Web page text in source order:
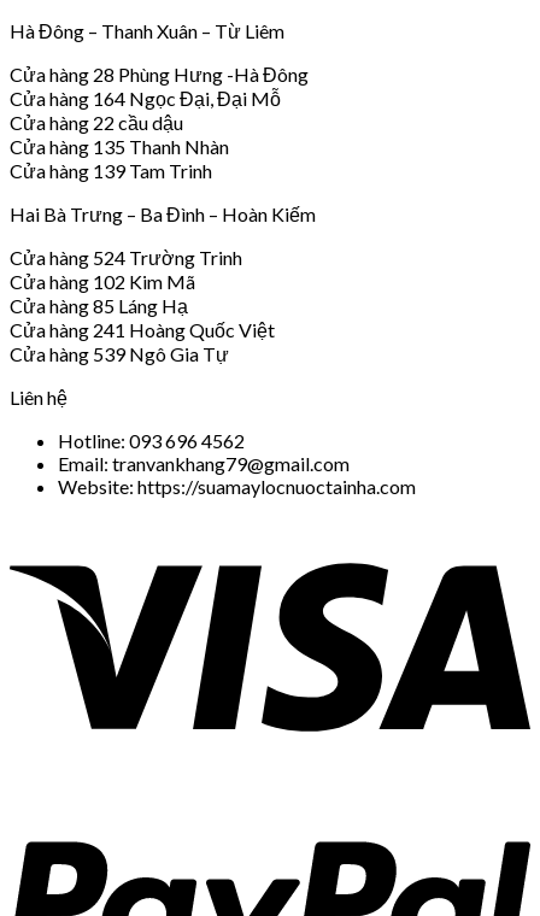
Hà Đông – Thanh Xuân – Từ Liêm
Cửa hàng 28 Phùng Hưng -Hà Đông
Cửa hàng 164 Ngọc Đại, Đại Mỗ
Cửa hàng 22 cầu dậu
Cửa hàng 135 Thanh Nhàn
Cửa hàng 139 Tam Trinh
Hai Bà Trưng – Ba Đình – Hoàn Kiếm
Cửa hàng 524 Trường Trinh
Cửa hàng 102 Kim Mã
Cửa hàng 85 Láng Hạ
Cửa hàng 241 Hoàng Quốc Việt
Cửa hàng 539 Ngô Gia Tự
Liên hệ
Hotline: 093 696 4562
Email: tranvankhang79@gmail.com
Website: https://suamaylocnuoctainha.com